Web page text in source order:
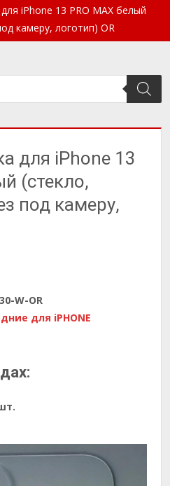
iPhone 13 PRO MAX белый
камеру, логотип) OR
для iPhone 13
(стекло,
под камеру,
W-OR
для iPHONE